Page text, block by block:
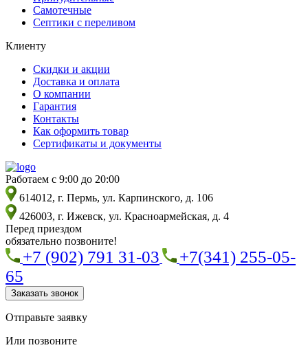
Самотечные
Септики с переливом
Клиенту
Скидки и акции
Доставка и оплата
О компании
Гарантия
Контакты
Как оформить товар
Сертификаты и документы
Работаем с 9:00 до 20:00
614012, г. Пермь, ул. Карпинского, д. 106
426003, г. Ижевск, ул. Красноармейская, д. 4
Перед приездом
обязательно позвоните!
+7 (902) 791 31-03
+7(341) 255-05-
65
Заказать звонок
Отправьте заявку
Или позвоните